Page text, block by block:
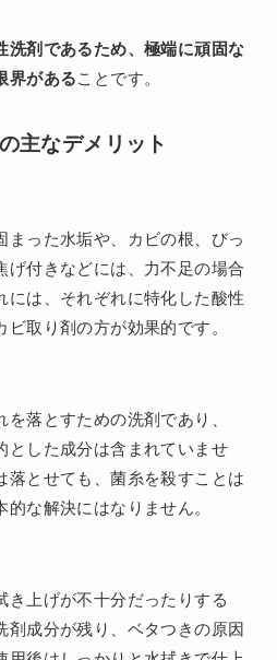
洗剤であるため、極端に頑固な
界があることです。
主なデメリット
まった水垢や、カビの根、びっ
げ付きなどには、力不足の場合
には、それぞれに特化した酸性
取り剤の方が効果的です。
落とすための洗剤であり、
とした成分は含まれていませ
落とせても、菌糸を殺すことは
な解決にはなりません。
き上げが不十分だったりする
剤成分が残り、ベタつきの原因